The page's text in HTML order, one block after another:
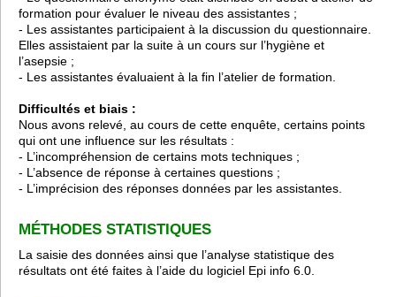
formation pour évaluer le niveau des assistantes ;
- Les assistantes participaient à la discussion du questionnaire.
Elles assistaient par la suite à un cours sur l’hygiène et
l’asepsie ;
- Les assistantes évaluaient à la fin l’atelier de formation.
Difficultés et biais :
Nous avons relevé, au cours de cette enquête, certains points
qui ont une influence sur les résultats :
- L’incompréhension de certains mots techniques ;
- L’absence de réponse à certaines questions ;
- L’imprécision des réponses données par les assistantes.
MÉTHODES STATISTIQUES
La saisie des données ainsi que l’analyse statistique des
résultats ont été faites à l’aide du logiciel Epi info 6.0.